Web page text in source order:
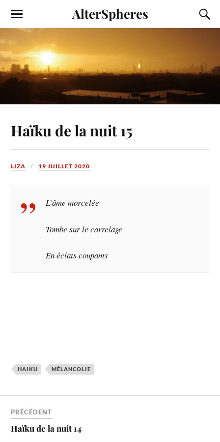
AlterSpheres
Haïku de la nuit 15
LIZA 19 JUILLET 2020
L’âme morcelée
Tombe sur le carrelage
En éclats coupants
HAIKU MÉLANCOLIE
PRÉCÉDENT
Haïku de la nuit 14